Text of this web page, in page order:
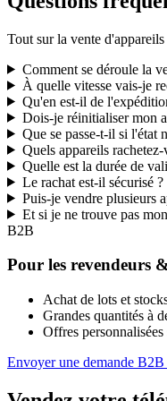
Tout sur la vente
Comment se déroule la
À quelle vitesse vais-je
Qu'en est-il de
Dois-je réinitialiser mon
Que se passe-t-il si l'état
Quels appareils rachetez-
Quelle est la durée de
Le rachat est-il sécurisé ?
Puis-je vendre plusieurs
Et si je ne trouve pas
B2B
Pour les revendeurs
Achat de lots et
Grandes quantités à
Offres personnalisées
Envoyer une demande B2B